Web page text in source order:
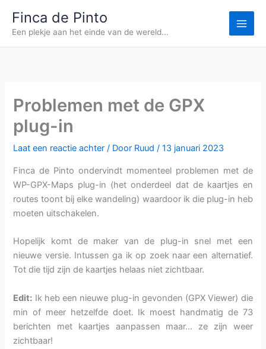
naar
inhoud
Finca de Pinto
Een plekje aan het einde van de wereld...
Problemen met de GPX
plug-in
Laat een reactie achter / Door Ruud/13 januari 2023
Finca de Pinto ondervindt momenteel problemen met de
WP-GPX-Maps plug-in (het onderdeel dat de kaartjes en
routes toont bij elke wandeling) waardoor ik die plug-in heb
moeten uitschakelen.
Hopelijk komt de maker van de plug-in snel met een
nieuwe versie. Intussen ga ik op zoek naar een alternatief.
Tot die tijd zijn de kaartjes helaas niet zichtbaar.
Edit: Ik heb een nieuwe plug-in gevonden (GPX Viewer) die
min of meer hetzelfde doet. Ik moest handmatig de 73
berichten met kaartjes aanpassen maar… ze zijn weer
zichtbaar!